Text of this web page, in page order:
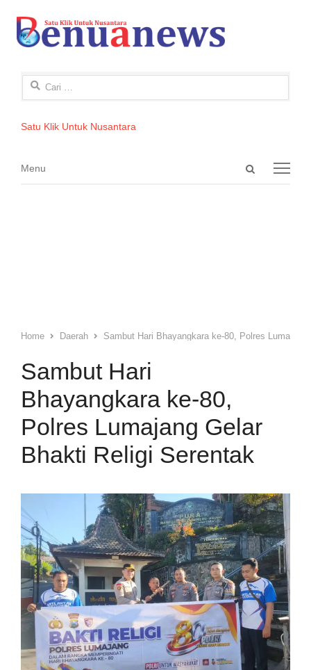
Cari
Satu Klik Untuk Nusantara
Open
Menu
Menu
Home Daerah Sambut Hari Bhayangkara ke-80, Polres
Sambut Hari
Bhayangkara ke-80,
Polres Lumajang Gelar
Bhakti Religi Serentak